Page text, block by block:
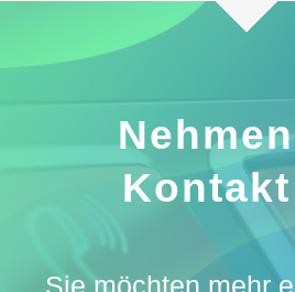
Sie möchten mehr